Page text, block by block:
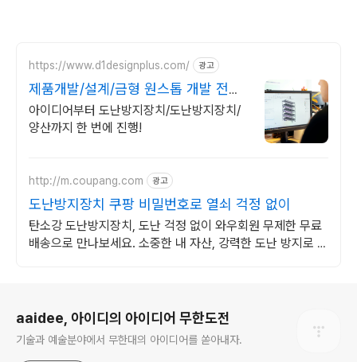
https://www.d1designplus.com/ 광고
제품개발/설계/금형 원스톱 개발 전문
기업 디원디자인
아이디어부터 도난방지장치/도난방지장치/
양산까지 한 번에 진행!
http://m.coupang.com 광고
도난방지장치 쿠팡 비밀번호로 열쇠 걱정 없이
탄소강 도난방지장치, 도난 걱정 없이 와우회원 무제한 무료
배송으로 만나보세요. 소중한 내 자산, 강력한 도난 방지로 지
aaidee, 아이디의 아이디어 무한도전
기술과 예술분야에서 무한대의 아이디어를 쏟아내자.